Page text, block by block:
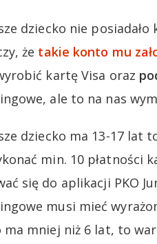
dziecko nie
że takie konto mu
kartę Visa oraz
ale to na nas
dziecko ma 13-17 lat
min. 10 płatności
się do aplikacji PKO
musi mieć
ma mniej niż 6 lat, to